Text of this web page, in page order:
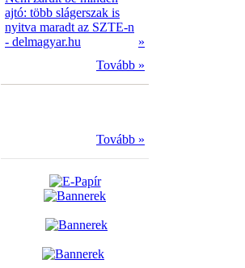
ajtó: több slágerszak is
nyitva maradt az SZTE-n
- delmagyar.hu
»
Tovább »
Tovább »